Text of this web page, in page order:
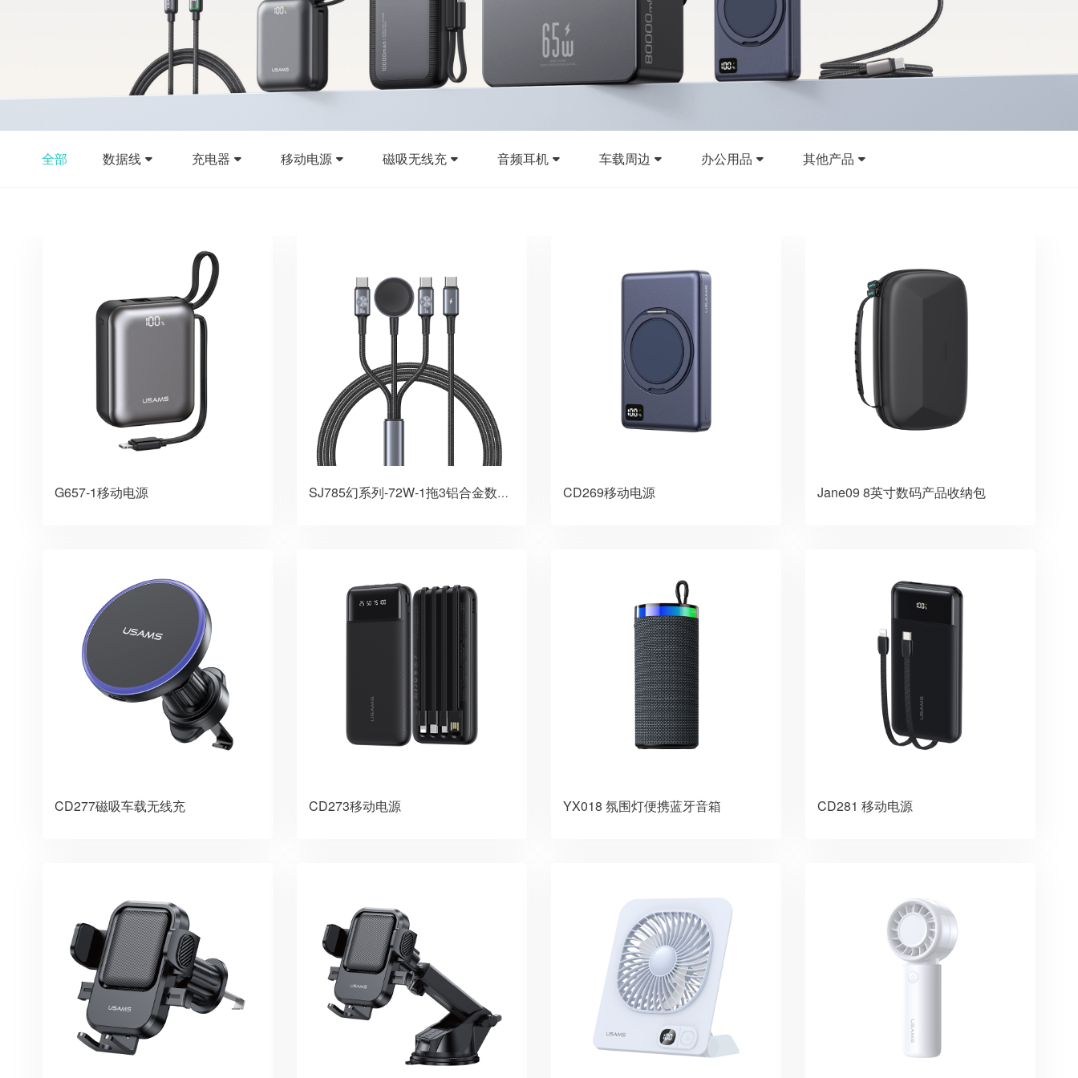
全部 数据线 充电器 移动电源 磁吸无线充 音频耳机 车载周边 办公用品 其他产品
G657-1移动电源 SJ785幻系列-72W-1拖3铝合金数据线-C-TO-C+C+手表无线充 CD269移动电源 Jane09 8英寸数码产品收纳包
CD277磁吸车载无线充 CD273移动电源 YX018 氛围灯便携蓝牙音箱 CD281 移动电源